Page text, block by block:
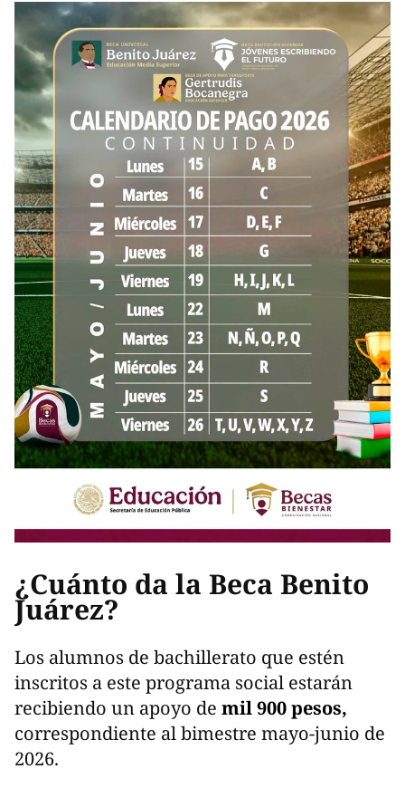
¿Cuánto da la Beca Benito
Juárez?
Los alumnos de bachillerato que estén
inscritos a este programa social estarán
recibiendo un apoyo de mil 900 pesos,
correspondiente al bimestre mayo-junio de
2026.